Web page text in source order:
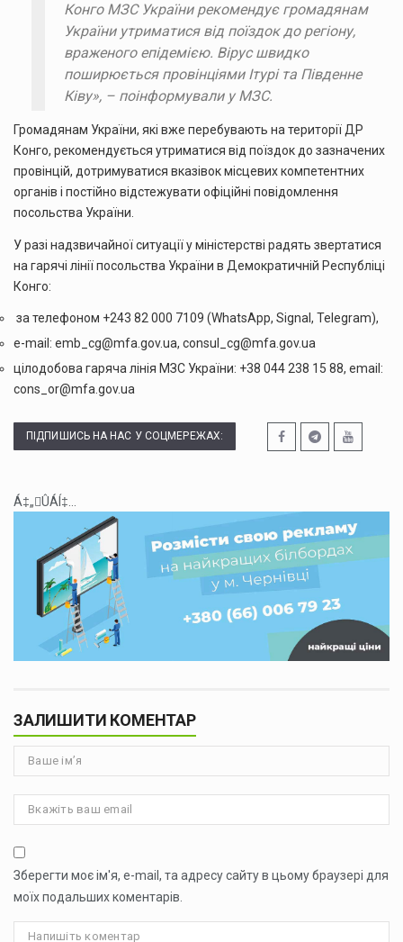
Конго МЗС України рекомендує громадянам
України утриматися від поїздок до регіону,
враженого епідемією. Вірус швидко
поширюється провінціями Ітурі та Південне
Ківу», – поінформували у МЗС.
Громадянам України, які вже перебувають на території ДР
Конго, рекомендується утриматися від поїздок до зазначених
провінцій, дотримуватися вказівок місцевих компетентних
органів і постійно відстежувати офіційні повідомлення
посольства України.
У разі надзвичайної ситуації у міністерстві радять звертатися
на гарячі лінії посольства України в Демократичній Республіці
Конго:
за телефоном +243 82 000 7109 (WhatsApp, Signal, Telegram),
e-mail: emb_cg@mfa.gov.ua, consul_cg@mfa.gov.ua
цілодобова гаряча лінія МЗС України: +38 044 238 15 88, email:
cons_or@mfa.gov.ua
ПІДПИШИСЬ НА НАС У СОЦМЕРЕЖАХ:
Á‡„ÛÁÍ‡...
ЗАЛИШИТИ КОМЕНТАР
Зберегти моє ім'я, e-mail, та адресу сайту в цьому браузері для
моїх подальших коментарів.